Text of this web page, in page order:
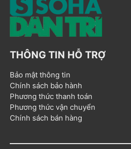
THÔNG TIN HỖ TRỢ
Bảo mật thông tin
Chính sách bảo hành
Phương thức thanh toán
Phương thức vận chuyển
Chính sách bán hàng